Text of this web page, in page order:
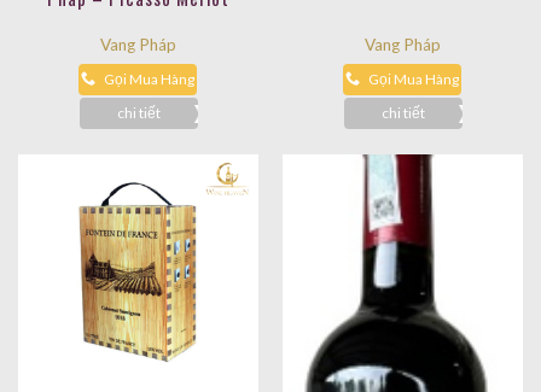
Vang Pháp
Gọi Mua Hàng
chi tiết
Vang Pháp
Gọi Mua Hàng
chi tiết